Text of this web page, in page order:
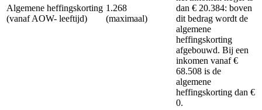
Algemene heffingskorting
(vanaf AOW- leeftijd)
1.268
(maximaal)
dan € 20.384: boven
dit bedrag wordt de
algemene
heffingskorting
afgebouwd. Bij een
inkomen vanaf €
68.508 is de
algemene
heffingskorting dan €
0.